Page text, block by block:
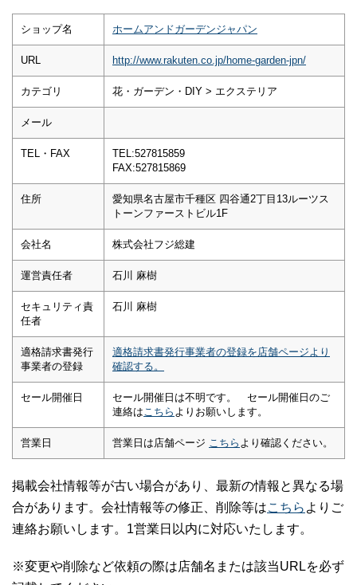
ショップ名 ホームアンドガーデンジャパン
URL http://www.rakuten.co.jp/home-garden-jpn/
カテゴリ 花・ガーデン・DIY > エクステリア
メール
TEL・FAX
TEL:527815859
FAX:527815869
住所
愛知県名古屋市千種区 四谷通2丁目13ルーツス
トーンファーストビル1F
会社名 株式会社フジ総建
運営責任者 石川 麻樹
セキュリティ責
任者
石川 麻樹
適格請求書発行
事業者の登録
適格請求書発行事業者の登録を店舗ページより
確認する。
セール開催日
セール開催日は不明です。 セール開催日のご
連絡は こちら よりお願いします。
営業日 営業日は店舗ページ こちら より確認ください。
掲載会社情報等が古い場合があり、最新の情報と異なる場
合があります。会社情報等の修正、削除等はこちら よりご
連絡お願いします。1営業日以内に対応いたします。
※変更や削除など依頼の際は店舗名または該当URLを必ず